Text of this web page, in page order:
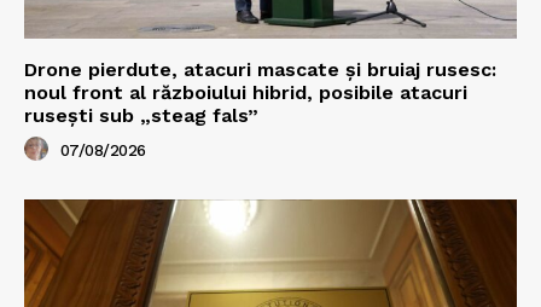
Drone pierdute, atacuri mascate și bruiaj rusesc:
noul front al războiului hibrid, posibile atacuri
rusești sub „steag fals”
07/08/2026